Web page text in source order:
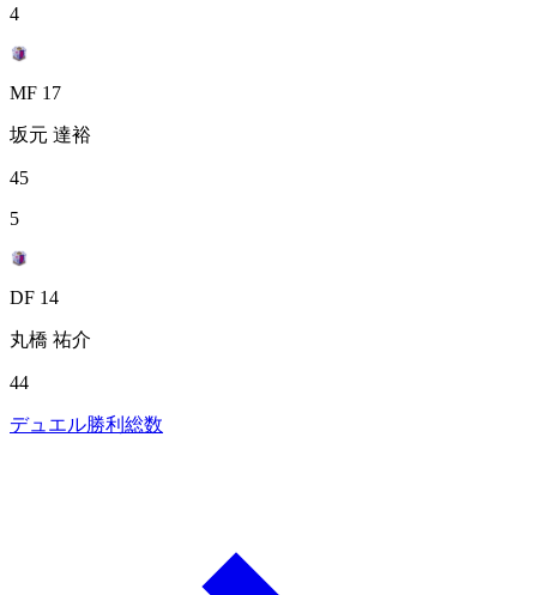
4
MF 17
坂元 達裕
45
5
DF 14
丸橋 祐介
44
デュエル勝利総数